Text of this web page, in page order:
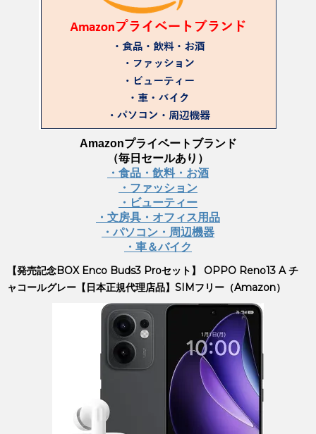
Amazonプライベートブランド
（毎日セールあり）
・食品・飲料・お酒
・ファッション
・ビューティー
・文房具・オフィス用品
・パソコン・周辺機器
・車＆バイク
【発売記念BOX Enco Buds3 Proセット】 OPPO Reno13 A チ
ャコールグレー【日本正規代理店品】SIMフリー（Amazon）